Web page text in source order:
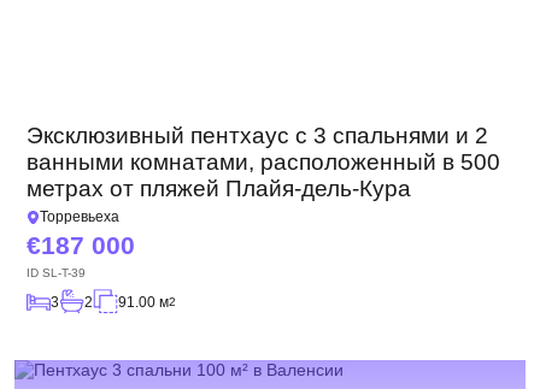
Эксклюзивный пентхаус с 3 спальнями и 2
ванными комнатами, расположенный в 500
метрах от пляжей Плайя-дель-Кура
Торревьеха
187 000
ID SL-T-39
3 2 91.00 м2